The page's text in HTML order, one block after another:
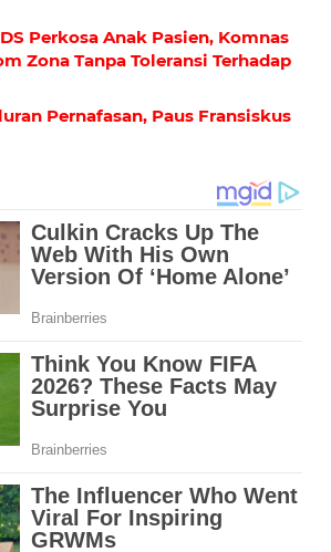
Perkosa Anak Pasien, Komnas
Zona Tanpa Toleransi Terhadap
Pernafasan, Paus Fransiskus